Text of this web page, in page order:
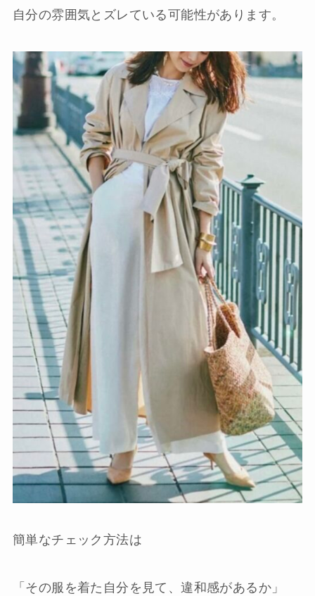
自分の雰囲気とズレている可能性があります。
簡単なチェック方法は
「その服を着た自分を見て、違和感があるか」